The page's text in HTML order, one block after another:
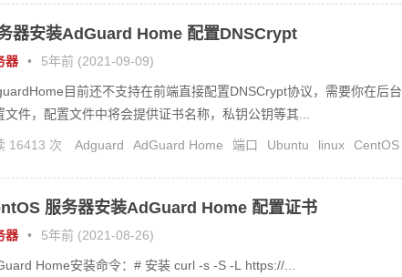
器安装AdGuard Home 配置DNSCrypt
器 • 5年前 (2021-09-09)
目前还不支持在前端直接配置DNSCrypt协议，需要你在后
文件，配置文件中将会提供证书名称，私钥公钥等其...
16413 次 Adguard AdGuard Home 端口 Ubuntu linux CentOS
服务器安装AdGuard Home 配置证书
器 • 5年前 (2021-08-26)
Home安装命令：# 安装 curl -s -S -L https://...